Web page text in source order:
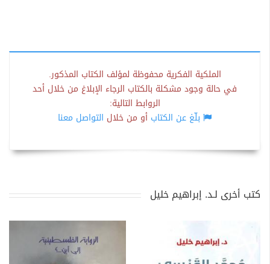
الملكية الفكرية محفوظة لمؤلف الكتاب المذكور.
في حالة وجود مشكلة بالكتاب الرجاء الإبلاغ من خلال أحد
الروابط التالية:
بلّغ عن الكتاب أو من خلال التواصل معنا
كتب أخرى لـد. إبراهيم خليل